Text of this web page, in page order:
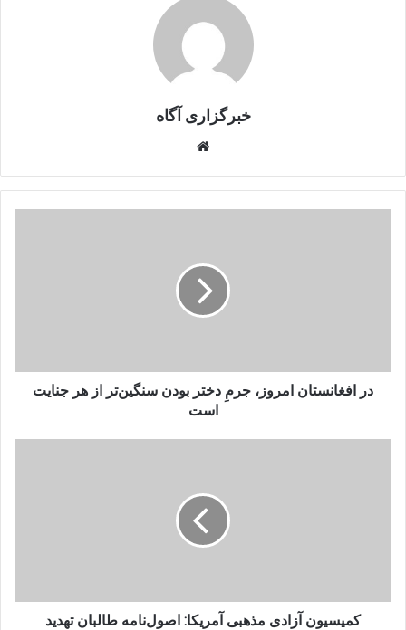
خبرگزاری آگاه
هر
جنایتدر افغانستان امروز، جرمِ دختر بودن سنگین‌تر از هر جنایت
است
آزادی
کمیسیون آزادی مذهبی آمریکا: اصول‌نامه طالبان تهدید